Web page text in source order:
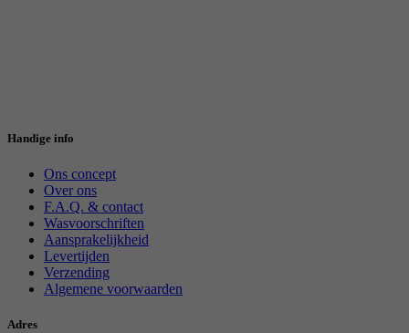
Handige info
Ons concept
Over ons
F.A.Q. & contact
Wasvoorschriften
Aansprakelijkheid
Levertijden
Verzending
Algemene voorwaarden
Adres